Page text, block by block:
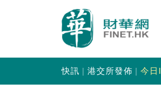
快訊 港交所發佈 今日